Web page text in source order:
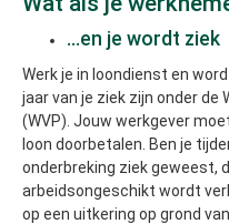
...en je wordt ziek
Werk je in loondienst en
jaar van je ziek zijn onder
(WVP). Jouw werkgever
loon doorbetalen. Ben je
onderbreking ziek geweest,
arbeidsongeschikt wordt
op een uitkering op grond